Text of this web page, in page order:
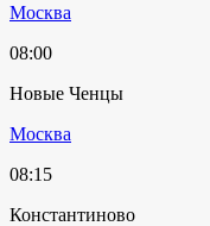
Москва
08:00
Новые Ченцы
Москва
08:15
Константиново